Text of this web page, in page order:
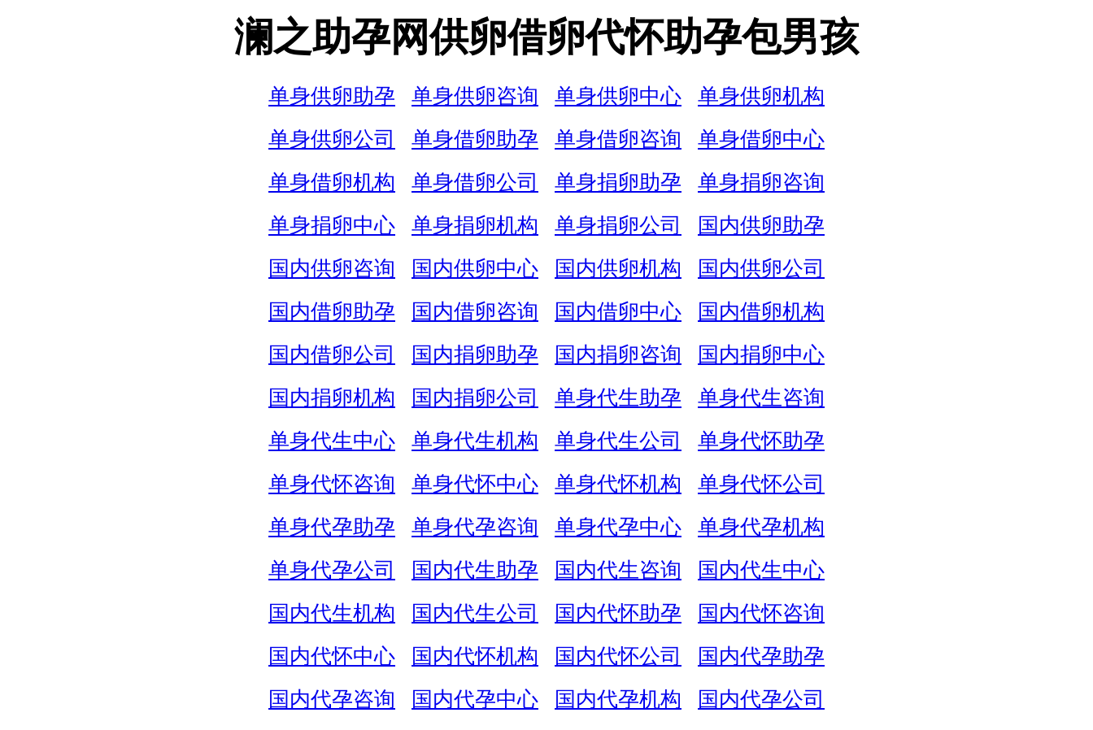
澜之助孕网供卵借卵代怀助孕包男孩
单身供卵助孕 单身供卵咨询 单身供卵中心
单身供卵机构
单身供卵公司
单身借卵助孕 单身借卵咨询
单身借卵中心
单身借卵机构
单身借卵公司 单身捐卵助孕
单身捐卵咨询
单身捐卵中心
单身捐卵机构 单身捐卵公司
国内供卵助孕
国内供卵咨询
国内供卵中心 国内供卵机构
国内供卵公司
国内借卵助孕
国内借卵咨询 国内借卵中心
国内借卵机构
国内借卵公司
国内捐卵助孕 国内捐卵咨询
国内捐卵中心
国内捐卵机构
国内捐卵公司 单身代生助孕
单身代生咨询
单身代生中心
单身代生机构 单身代生公司
单身代怀助孕
单身代怀咨询
单身代怀中心 单身代怀机构
单身代怀公司
单身代孕助孕
单身代孕咨询 单身代孕中心
单身代孕机构
单身代孕公司
国内代生助孕 国内代生咨询
国内代生中心
国内代生机构
国内代生公司 国内代怀助孕
国内代怀咨询
国内代怀中心
国内代怀机构 国内代怀公司
国内代孕助孕
国内代孕咨询
国内代孕中心 国内代孕机构
国内代孕公司